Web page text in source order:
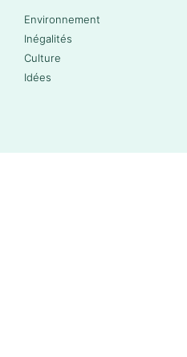
Environnement
Inégalités
Culture
Idées